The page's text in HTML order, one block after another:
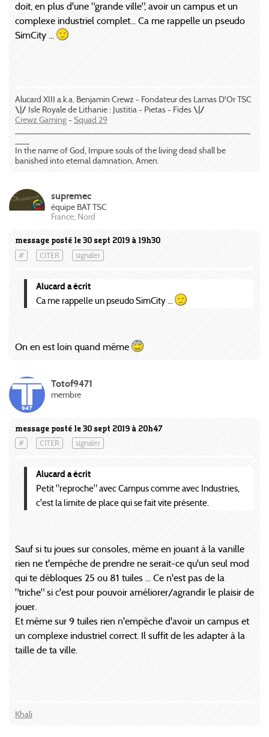
doit, en plus d'une "grande ville", avoir un campus et un
complexe industriel complet... Ca me rappelle un pseudo
SimCity ...
Alucard XIII a.k.a. Benjamin Crewz - Fondateur des Lamas D'Or TSC
\|/ Isle Royale de Lithanie : Justitia - Pietas - Fides\|/
Crewz Gaming-Squad 29
In the name of God, Impure souls of the living dead shall be
banished into eternal damnation, Amen.
message posté le 30 sept 2019 à 19h30
# CITER signaler
supremec
équipe BAT TSC
France, Nord
Alucard a écrit
Ca me rappelle un pseudo SimCity ...
On en est loin quand même
message posté le 30 sept 2019 à 20h47
# CITER signaler
Totof9471
membre
Alucard a écrit
Petit "reproche" avec Campus comme avec Industries,
c'est la limite de place qui se fait vite présente.
Sauf si tu joues sur consoles, même en jouant à la vanille
rien ne t'empêche de prendre ne serait-ce qu'un seul mod
qui te débloques 25 ou 81 tuiles ... Ce n'est pas de la
"triche" si c'est pour pouvoir améliorer/agrandir le plaisir de
jouer.
Et même sur 9 tuiles rien n'empêche d'avoir un campus et
un complexe industriel correct. Il suffit de les adapter à la
taille de ta ville.
Khali